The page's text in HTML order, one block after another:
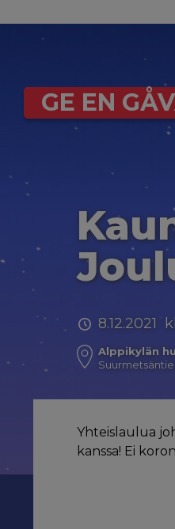
GE EN
8.12.2021
Alppikylän
Yhteislaulua
kanssa! Ei